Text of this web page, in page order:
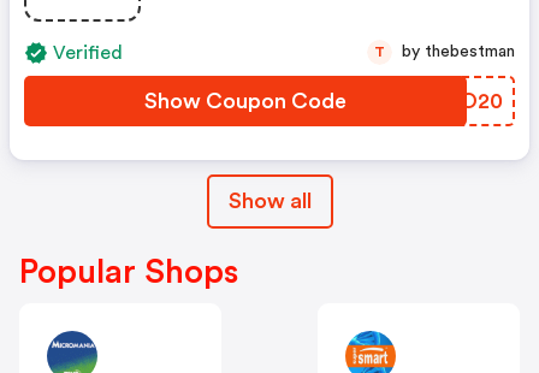
Verified
Show Coupon Code YKMO20
T by thebestman
Show all
Popular Shops